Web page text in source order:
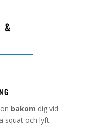
&
bakom dig vid
squat och lyft.